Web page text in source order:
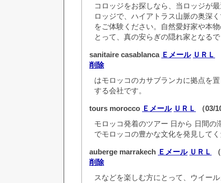
コロッジをお探しなら、当ロッジが
ロッジで、ハイアトラス山脈の奥深
をご体験ください。自然愛好家や本
とって、真の安らぎの隠れ家となる
sanitaire casablanca Ｅメール ＵＲＬ
削除
はモロッコのカサブランカに拠点を
する会社です。
tours morocco Ｅメール ＵＲＬ
（03/
モロッコ発着のツアー 日から 日間の
でモロッコの豊かな文化を発見して
auberge marrakech Ｅメール ＵＲＬ
削除
スなどを楽しむ方にとって、ウイー